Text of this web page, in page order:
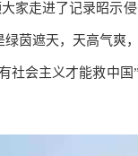
家走进了记录昭
茵遮天，天高气
会主义才能救中